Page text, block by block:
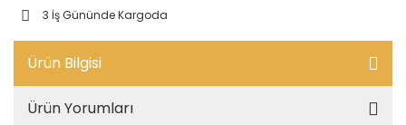
3 İş Gününde Kargoda
Ürün Bilgisi
Ürün Yorumları